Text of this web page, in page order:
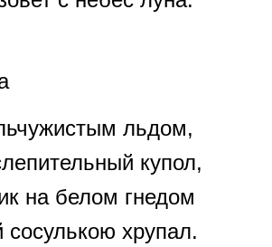
льдом,
купол,
на белом гнедом
хрупал.